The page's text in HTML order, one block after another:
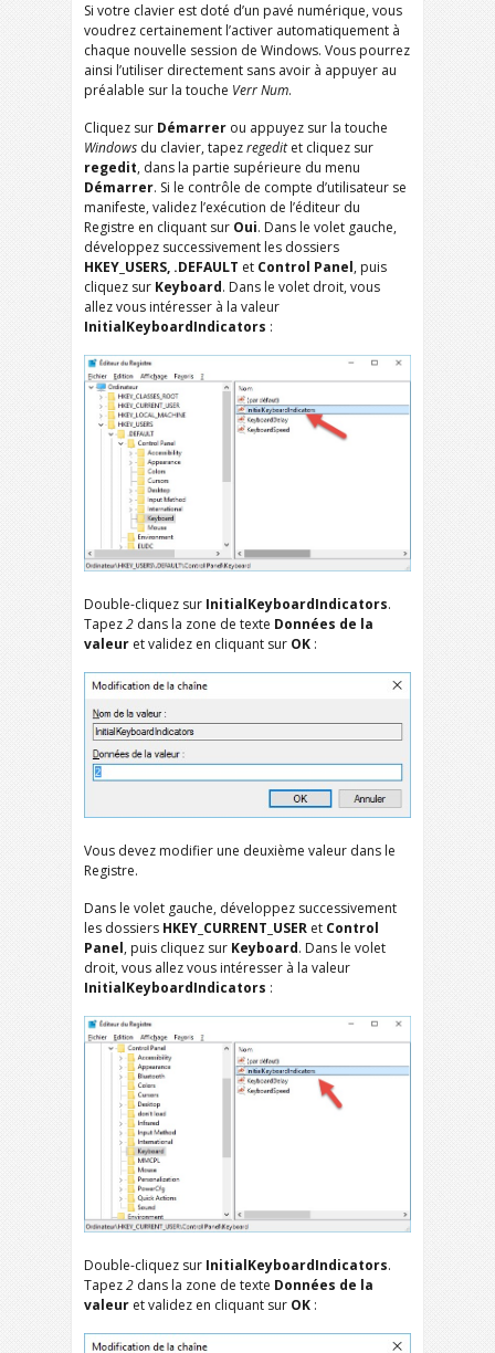
Si votre clavier est doté d’un pavé numérique, vous
voudrez certainement l’activer automatiquement à
chaque nouvelle session de Windows. Vous pourrez
ainsi l’utiliser directement sans avoir à appuyer au
préalable sur la touche Verr Num.
Cliquez sur Démarrer ou appuyez sur la touche
Windows du clavier, tapezregeditet cliquez sur
regedit, dans la partie supérieure du menu
Démarrer. Si le contrôle de compte d’utilisateur se
manifeste, validez l’exécution de l’éditeur du
Registre en cliquant sur Oui. Dans le volet gauche,
développez successivement les dossiers
HKEY_USERS, .DEFAULT et Control Panel, puis
cliquez sur Keyboard. Dans le volet droit, vous
allez vous intéresser à la valeur
InitialKeyboardIndicators :
Double-cliquez sur InitialKeyboardIndicators.
Tapez2 dans la zone de texte Données de la
valeur et validez en cliquant sur OK :
Vous devez modifier une deuxième valeur dans le
Registre.
Dans le volet gauche, développez successivement
les dossiers HKEY_CURRENT_USER et Control
Panel, puis cliquez sur Keyboard. Dans le volet
droit, vous allez vous intéresser à la valeur
InitialKeyboardIndicators :
Double-cliquez sur InitialKeyboardIndicators.
Tapez2 dans la zone de texte Données de la
valeur et validez en cliquant sur OK :